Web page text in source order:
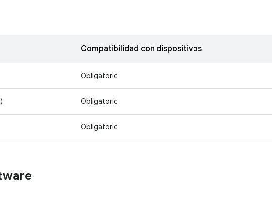
Compatibilidad con dispositivos
Obligatorio
Obligatorio
Obligatorio